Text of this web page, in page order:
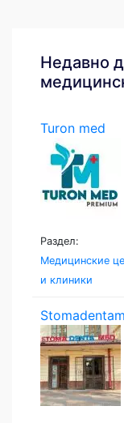
Недавно
Turon med
Раздел:
Медицинские
и клиники